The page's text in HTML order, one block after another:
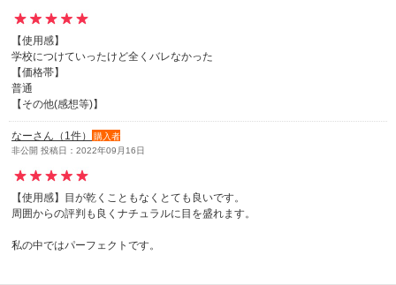
【使用感】
学校につけていったけど全くバレなかった
【価格帯】
普通
【その他(感想等)】
なーさん（1件）
購入者
非公開 投稿日：2022年09月16日
【使用感】目が乾くこともなくとても良いです。
周囲からの評判も良くナチュラルに目を盛れます。
私の中ではパーフェクトです。